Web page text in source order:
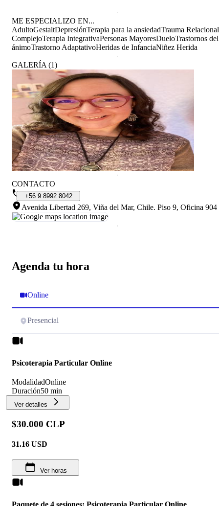
Agenda tu hora
Online
Presencial
Psicoterapia Particular Online
ModalidadOnline
Duración50 min
Ver detalles
$30.000 CLP
31.16 USD
Ver horas
Paquete de 4 sesiones: Psicoterapia Particular Online
ME ESPECIALIZO EN...
AdultoGestaltDepresiónTerapia para la ansiedadTrauma Relacional
ComplejoTerapia IntegrativaPersonas MayoresDueloTrastornos del
ánimoTrastorno AdaptativoHeridas de InfanciaNiñez Herida
GALERÍA (1)
CONTACTO
+56 9 8992 8042
Avenida Libertad 269, Viña del Mar, Chile. Piso 9, Oficina 904